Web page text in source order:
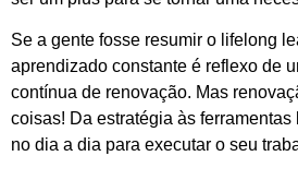
Se a gente fosse resumir o lifelong
aprendizado constante é reflexo de
contínua de renovação. Mas
coisas! Da estratégia às
no dia a dia para executar o seu